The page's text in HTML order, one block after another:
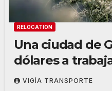
RELOCATION
Una ciudad de
dólares a
reubicarse
VIGÍA TRANSPORTE